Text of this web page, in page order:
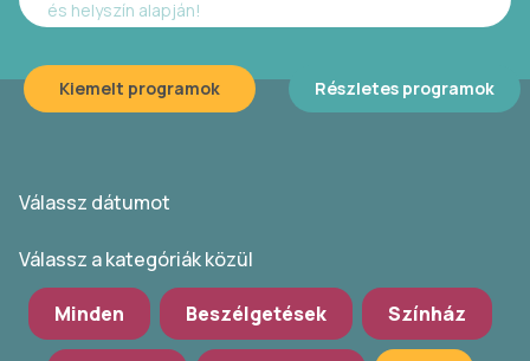
és helyszín alapján!
Kiemelt programok Részletes programok
Válassz dátumot
Válassz a kategóriák közül
Minden Beszélgetések Színház